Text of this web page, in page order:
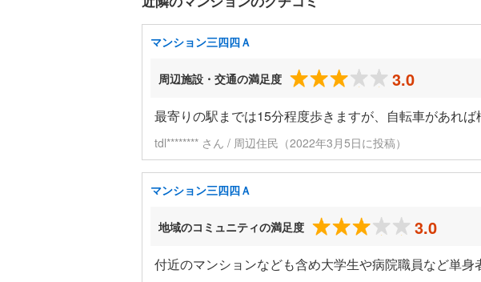
マンション三四四Ａ
周辺施設・交通の満足度 3.0
最寄りの駅までは15分程度歩きますが、自転車があれば
tdl******** さん / 周辺住民（2022年3月5日に投稿）
マンション三四四Ａ
地域のコミュニティの満足度 3.0
付近のマンションなども含め大学生や病院職員など単身